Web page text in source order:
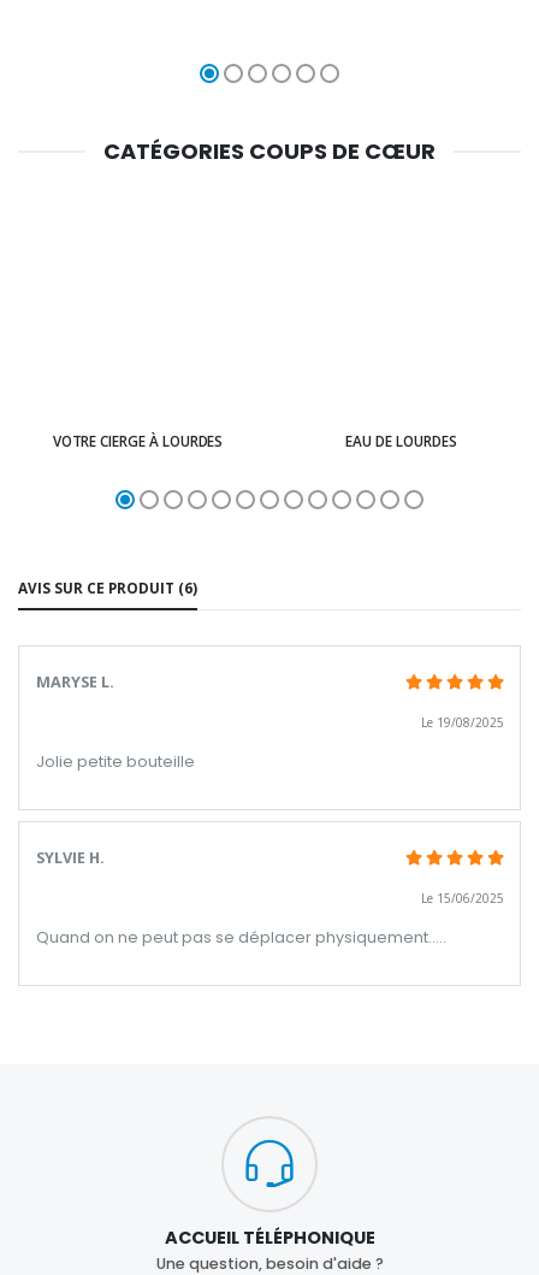
CATÉGORIES COUPS DE CŒUR
VOTRE CIERGE À LOURDES EAU DE LOURDES
AVIS SUR CE PRODUIT (6)
MARYSE L.
Le 19/08/2025
Jolie petite bouteille
SYLVIE H.
Le 15/06/2025
Quand on ne peut pas se déplacer physiquement.....
ACCUEIL TÉLÉPHONIQUE
Une question, besoin d'aide ?